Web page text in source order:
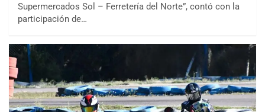
Supermercados Sol – Ferretería del Norte”, contó con la
participación de…